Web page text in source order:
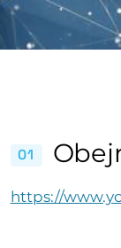
01
https://